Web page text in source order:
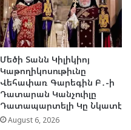
Մեծի Տանն Կիլիկիոյ
Կաթողիկոսութիւնը
Վեհափառ Գարեգին Բ․-ի
Դատարան Կանչուիլը
Դատապարտելի Կը Նկատէ
August 6, 2026